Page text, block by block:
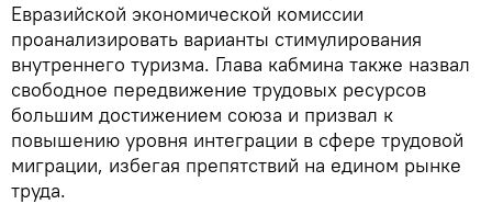
Евразийской экономической комиссии
проанализировать варианты стимулирования
внутреннего туризма. Глава кабмина также назвал
свободное передвижение трудовых ресурсов
большим достижением союза и призвал к
повышению уровня интеграции в сфере трудовой
миграции, избегая препятствий на едином рынке
труда.